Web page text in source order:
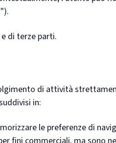
di terze parti.
di attività
in:
le preferenze di